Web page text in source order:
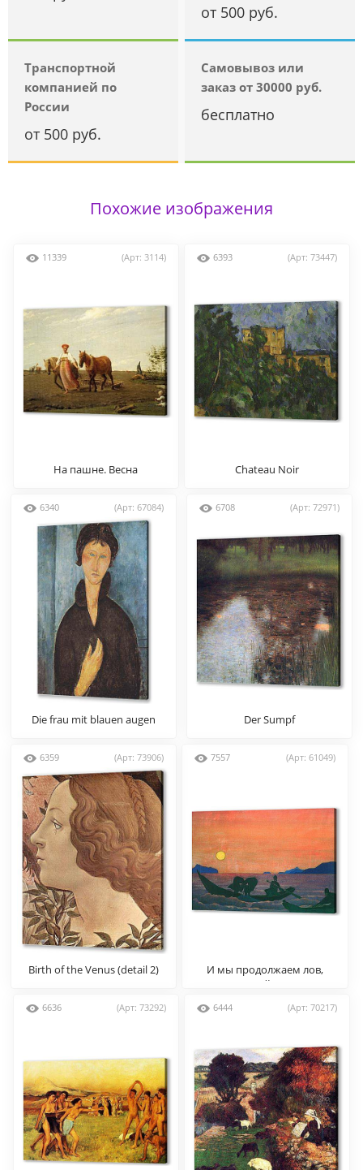
от 500 руб.
Транспортной
компанией по
России
от 500 руб.
Самовывоз или
заказ от 30000 руб.
бесплатно
Похожие изображения
11339 (Арт: 3114)
На пашне. Весна
6393 (Арт: 73447)
Chateau Noir
6340 (Арт: 67084)
Die frau mit blauen augen
6708 (Арт: 72971)
Der Sumpf
6359 (Арт: 73906)
Birth of the Venus (detail 2)
7557 (Арт: 61049)
И мы продолжаем лов,
Николай Рерих
6636 (Арт: 73292) 6444 (Арт: 70217)